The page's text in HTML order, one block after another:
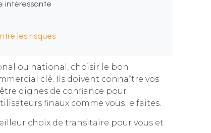
intéressante
les risques
ou national, choisir le bon
clé. Ils doivent connaître vos
dignes de confiance pour
finaux comme vous le faites.
choix de transitaire pour vous et